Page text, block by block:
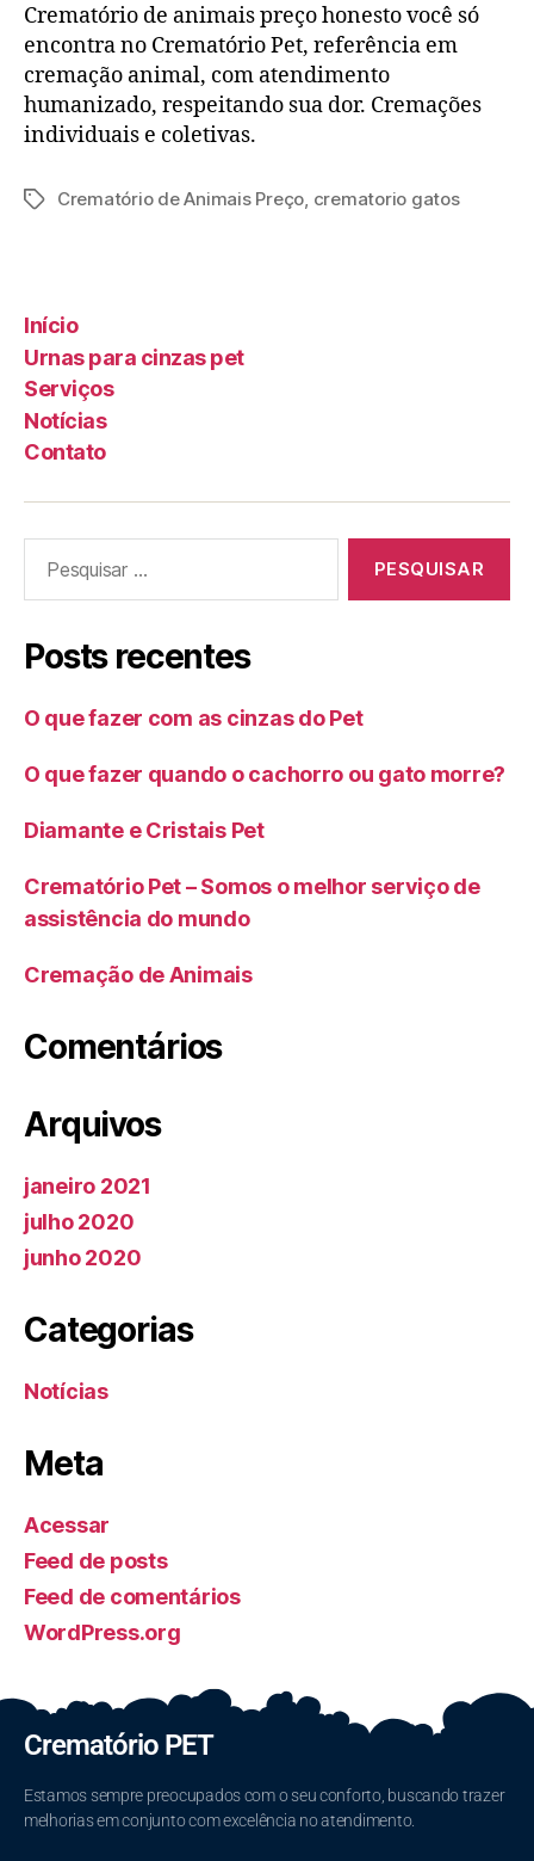
Crematório de animais preço honesto você só
encontra no Crematório Pet, referência em
cremação animal, com atendimento
humanizado, respeitando sua dor. Cremações
individuais e coletivas.
Crematório de Animais Preço crematorio gatos
Início
Urnas para cinzas pet
Serviços
Notícias
Contato
Posts recentes
O que fazer com as cinzas do Pet
O que fazer quando o cachorro ou gato morre?
Diamante e Cristais Pet
Crematório Pet – Somos o melhor serviço de
assistência do mundo
Cremação de Animais
Comentários
Arquivos
janeiro 2021
julho 2020
junho 2020
Categorias
Notícias
Meta
Acessar
Feed de posts
Feed de comentários
WordPress.org
Crematório PET
Estamos sempre preocupados com o seu conforto, buscando trazer
melhorias em conjunto com excelência no atendimento.